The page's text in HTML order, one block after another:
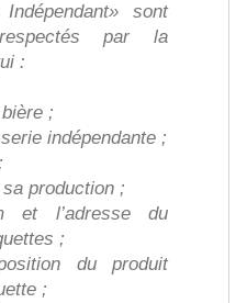
sont
respectés par la
:
;
indépendante ;
production ;
et l’adresse du
;
du produit
;